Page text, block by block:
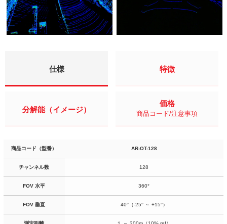
仕様 特徴
分解能（イメージ）
価格
商品コード/注意事項
商品コード（型番） AR-OT-128
チャンネル数 128
FOV 水平 360°
FOV 垂直 40°（-25° ～ +15°）